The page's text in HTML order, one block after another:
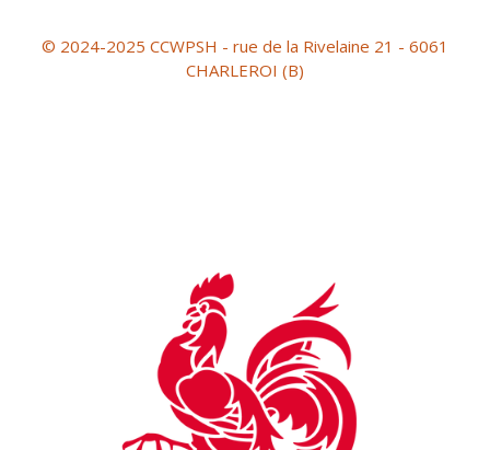
© 2024-2025 CCWPSH - rue de la Rivelaine 21 - 6061
CHARLEROI (B)